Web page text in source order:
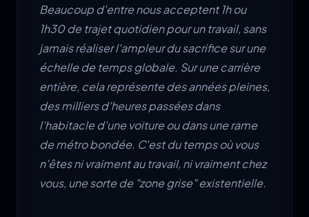
Beaucoup d'entre nous acceptent 1h ou
1h30 de trajet quotidien pour un travail, sans
jamais réaliser l'ampleur du sacrifice sur une
échelle de temps globale. Sur une carrière
entière, cela représente des années pleines,
des milliers d'heures passées dans
l'habitacle d'une voiture ou dans une rame
de métro bondée. C'est du temps où vous
n'êtes ni vraiment au travail, ni vraiment chez
vous, une sorte de "zone grise" existentielle.